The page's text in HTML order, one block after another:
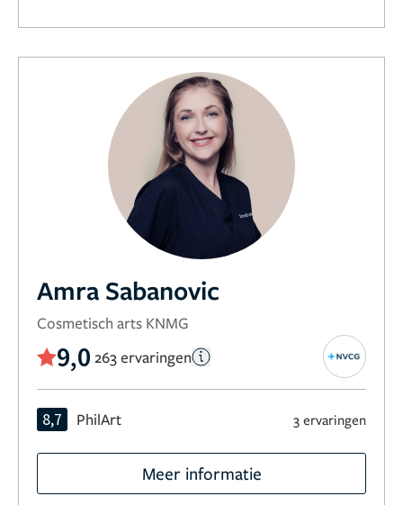
Amra Sabanovic
Cosmetisch arts KNMG
9,0 263 ervaringen
8,7 PhilArt 3 ervaringen
Meer informatie